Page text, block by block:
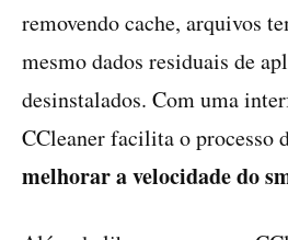
removendo cache, arquivos
mesmo dados residuais de
desinstalados. Com uma
CCleaner facilita o processo
melhorar a velocidade do